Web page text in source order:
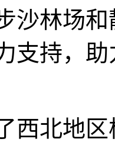
沙林场
支持，
西北地